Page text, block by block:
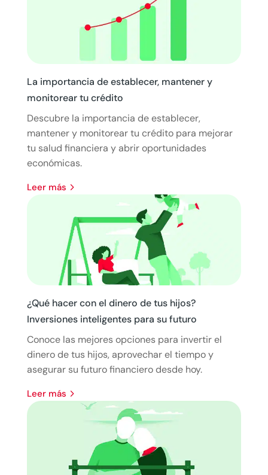
La importancia de establecer, mantener y
monitorear tu crédito
Descubre la importancia de establecer,
mantener y monitorear tu crédito para mejorar
tu salud financiera y abrir oportunidades
económicas.
leer más
¿Qué hacer con el dinero de tus hijos?
Inversiones inteligentes para su futuro
Conoce las mejores opciones para invertir el
dinero de tus hijos, aprovechar el tiempo y
asegurar su futuro financiero desde hoy.
leer más